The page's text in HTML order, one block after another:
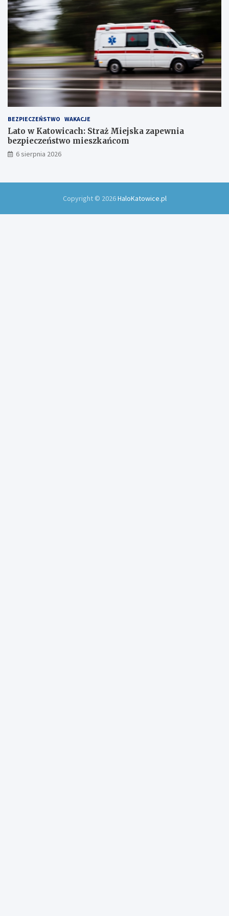
!
BEZPIECZEŃSTWO WAKACJE
Lato w Katowicach: Straż Miejska zapewnia
bezpieczeństwo mieszkańcom
6 sierpnia 2026
Copyright © 2026HaloKatowice.pl